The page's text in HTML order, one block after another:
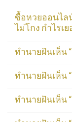
ซื้อหวยออนไล
ไม่โกง กำไรเย
ทำนายฝันเห็น
ทำนายฝันเห็น
ทำนายฝันเห็น